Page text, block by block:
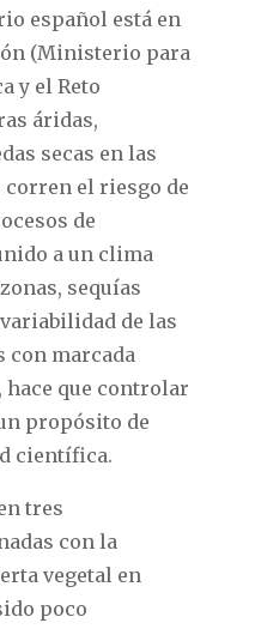
español está en
(Ministerio para
y el Reto
áridas,
secas en las
corren el riesgo de
de
a un clima
sequías
de las
con marcada
que controlar
propósito de
científica.
tres
con la
vegetal en
poco